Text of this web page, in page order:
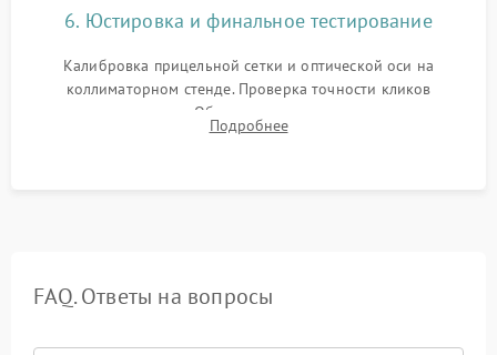
6. Юстировка и финальное тестирование
Калибровка прицельной сетки и оптической оси на
коллиматорном стенде. Проверка точности кликов
механизма поправок. Обязательное испытание прицела на
ударном стенде для проверки устойчивости к отдаче и
Подробнее
FAQ. Ответы на вопросы